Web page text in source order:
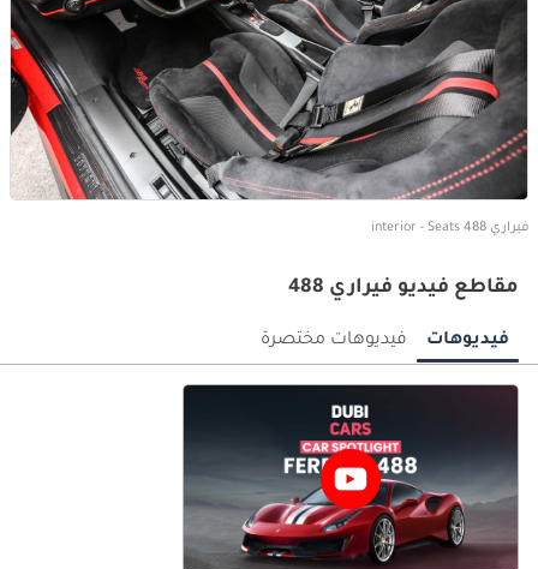
فيراري 488 interior - Seats
مقاطع فيديو فيراري 488
فيديوهات فيديوهات مختصرة